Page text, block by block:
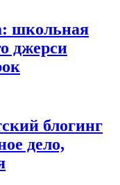
школьная
джерси
блогинг
дело,